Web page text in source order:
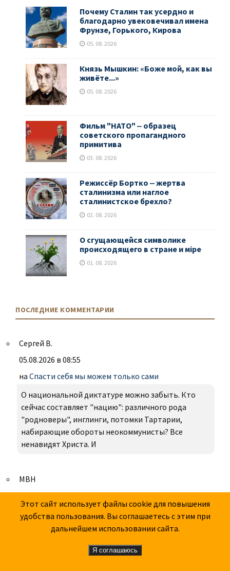
Почему Сталин так усердно и
благодарно увековечивал имена
Фрунзе, Горького, Кирова
05. 08. 2026
Князь Мышкин: «Боже мой, как вы
живёте...»
05. 08. 2026
Фильм "НАТО" ‒ образец
советского пропагандного
примитива
03. 08. 2026
Режиссёр Бортко ‒ жертва
сталинизма или наглое
сталинистское брехло?
02. 08. 2026
О сгущающейся символике
происходящего в стране и мiре
01. 08. 2026
ПОСЛЕДНИЕ КОММЕНТАРИИ
Сергей В.
05.08.2026 в 08:55
на Спасти себя мы можем только сами
О национальной диктатуре можно забыть. Кто
сейчас составляет "нацию": различного рода
"родноверы", инглинги, потомки Тартарии,
набирающие обороты неокоммунисты? Все
ненавидят Христа. И
МВН
05.08.2026 в 08:45
Тогда и теперь
А.С., с темой Гитлера ты меня постоянно удивляешь
его защитой. Тебе не кажется, что именно
гитлеровская колонизаторская Остполитик была
Этот сайт использует файлы cookie для повышения
удобства пользования. Вы соглашаетесь с этим при
дальнейшем использовании сайта.
Я соглашаюсь